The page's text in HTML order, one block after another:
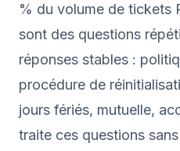
% du volume de tickets
sont des questions
réponses stables :
procédure de
jours fériés, mutuelle,
traite ces questions